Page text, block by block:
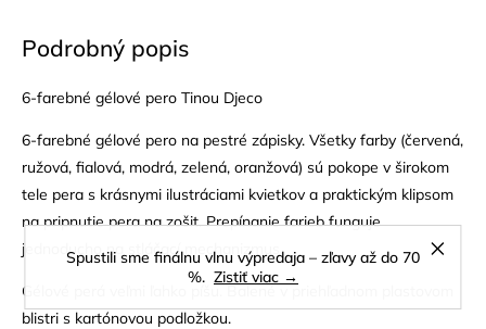
Spustili sme finálnu vlnu výpredaja – zľavy až do 70
%. Zistiť viac →
Podrobný popis
6-farebné gélové pero Tinou Djeco
6-farebné gélové pero na pestré zápisky. Všetky farby (červená,
ružová, fialová, modrá, zelená, oranžová) sú pokope v širokom
tele pera s krásnymi ilustráciami kvietkov a praktickým klipsom
na pripnutie pera na zošit. Prepínanie farieb funguje
jednoducho na stláčací mechanizmus.
Gélové perá veľmi ľahko píšu. Balené v priehľadnom plastovom
blistri s kartónovou podložkou.